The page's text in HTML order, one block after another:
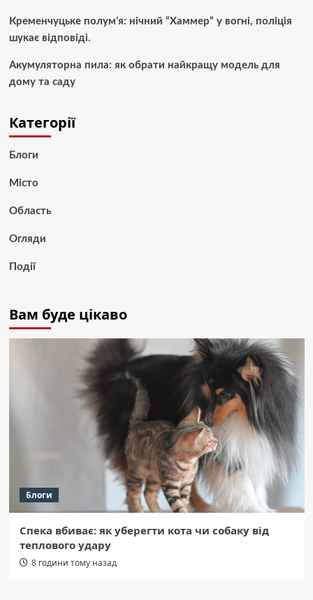
Кременчуцьке полум’я: нічний “Хаммер” у вогні, поліція
шукає відповіді.
Акумуляторна пила: як обрати найкращу модель для
дому та саду
Категорії
Блоги
Місто
Область
Огляди
Події
Вам буде цікаво
Блоги
Спека вбиває: як уберегти кота чи собаку від
теплового удару
8 години тому назад